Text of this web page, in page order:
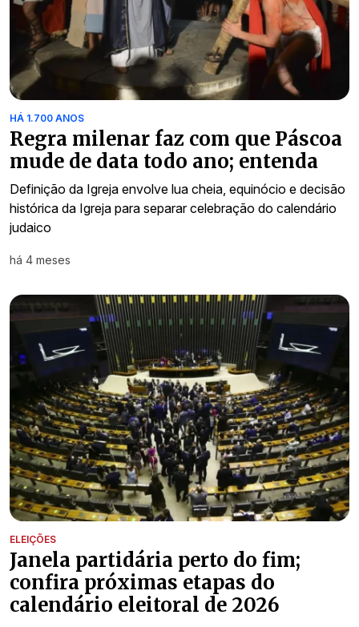
HÁ 1.700 ANOS
Regra milenar faz com que Páscoa
mude de data todo ano; entenda
Definição da Igreja envolve lua cheia, equinócio e decisão
histórica da Igreja para separar celebração do calendário
judaico
há 4 meses
ELEIÇÕES
Janela partidária perto do fim;
confira próximas etapas do
calendário eleitoral de 2026